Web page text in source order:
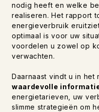
nodig heeft en welke
realiseren. Het rapport
energieverbruik
optimaal is voor uw
voordelen u zowel op
verwachten.
Daarnaast vindt u in het
waardevolle
energietarieven, uw
slimme strategieën om